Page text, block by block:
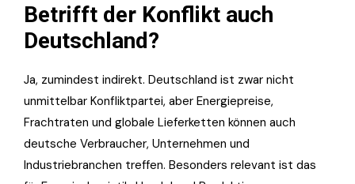
Betrifft der Konflikt auch
Deutschland?
Ja, zumindest indirekt. Deutschland ist zwar nicht
unmittelbar Konfliktpartei, aber Energiepreise,
Frachtraten und globale Lieferketten können auch
deutsche Verbraucher, Unternehmen und
Industriebranchen treffen. Besonders relevant ist das